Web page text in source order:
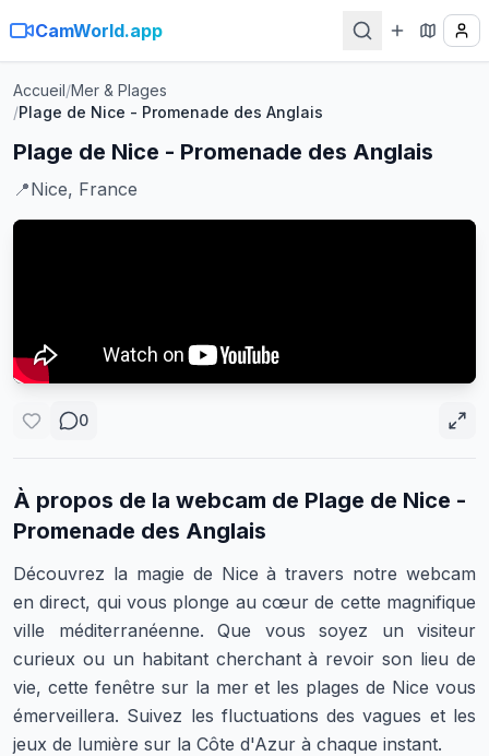
CamWorld.app
Accueil/Mer & Plages
/Plage de Nice - Promenade des Anglais
Plage de Nice - Promenade des Anglais
📍Nice, France
0
À propos de la webcam de Plage de Nice -
Promenade des Anglais
Découvrez la magie de Nice à travers notre webcam
en direct, qui vous plonge au cœur de cette magnifique
ville méditerranéenne. Que vous soyez un visiteur
curieux ou un habitant cherchant à revoir son lieu de
vie, cette fenêtre sur la mer et les plages de Nice vous
émerveillera. Suivez les fluctuations des vagues et les
jeux de lumière sur la Côte d'Azur à chaque instant.